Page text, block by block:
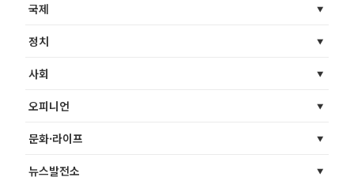
국제
정치
사회
오피니언
문화·라이프
뉴스발전소